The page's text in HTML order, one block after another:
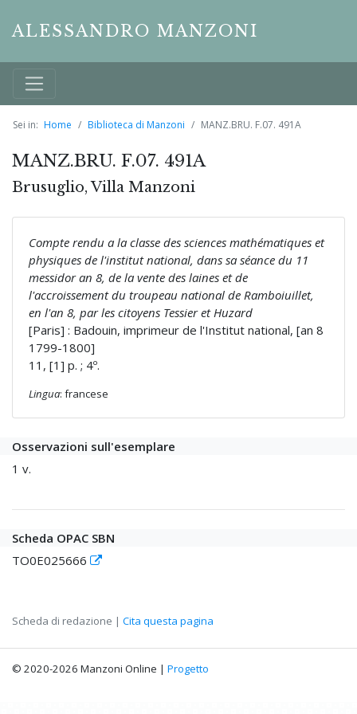
ALESSANDRO MANZONI
Sei in: Home Biblioteca di Manzoni MANZ.BRU. F.07. 491A
MANZ.BRU. F.07. 491A
Brusuglio, Villa Manzoni
Compte rendu a la classe des sciences mathématiques et
physiques de l'institut national, dans sa séance du 11
messidor an 8, de la vente des laines et de
l'accroissement du troupeau national de Ramboiuillet,
en l'an 8, par les citoyens Tessier et Huzard
[Paris] : Badouin, imprimeur de l'Institut national, [an 8
1799-1800]
11, [1] p. ; 4º.
Lingua: francese
Osservazioni sull'esemplare
1 v.
Scheda OPAC SBN
TO0E025666
Scheda di redazione | Cita questa pagina
© 2020-2026 Manzoni Online | Progetto